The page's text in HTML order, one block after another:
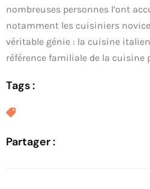
nombreuses personnes l’ont
notamment les cuisiniers
véritable génie : la cuisine
référence familiale de la
Tags :
Partager :